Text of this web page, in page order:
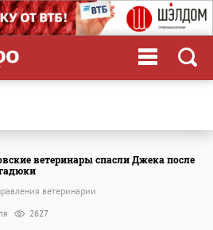
ветеринары спасли Джека после
ветеринарии
2627